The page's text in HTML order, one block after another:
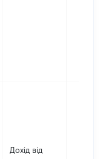
Дохід від